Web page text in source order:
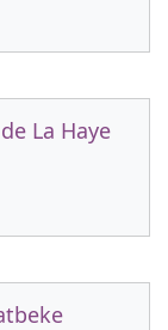
La Haye